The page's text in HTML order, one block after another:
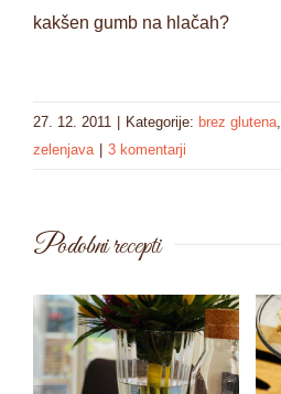
kakšen gumb na hlačah?
27. 12. 2011 Kategorije: brez glutena,
zelenjava
3 komentarji
Podobni recepti